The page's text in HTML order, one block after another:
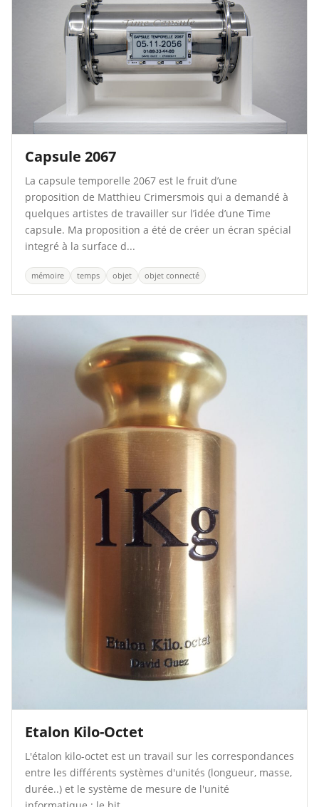
Capsule 2067
La capsule temporelle 2067 est le fruit d’une
proposition de Matthieu Crimersmois qui a demandé à
quelques artistes de travailler sur l’idée d’une Time
capsule. Ma proposition a été de créer un écran spécial
integré à la surface d...
mémoire temps objet objet connecté
Etalon Kilo-Octet
L'étalon kilo-octet est un travail sur les correspondances
entre les différents systèmes d'unités (longueur, masse,
durée..) et le système de mesure de l'unité